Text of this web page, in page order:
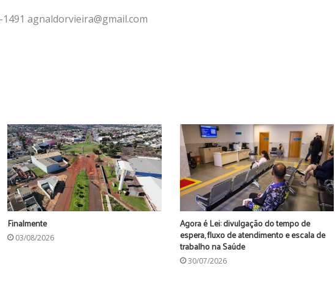
agnaldorvieira@gmail.com
Finalmente
03/08/2026
Agora é Lei: divulgação do tempo de
espera, fluxo de atendimento e escala de
trabalho na Saúde
30/07/2026